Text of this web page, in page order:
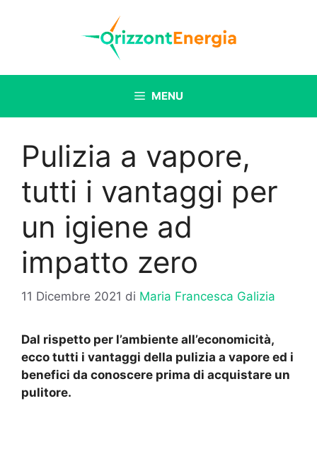
MENU
Pulizia a vapore,
tutti i vantaggi per
un igiene ad
impatto zero
11 Dicembre 2021 di Maria Francesca Galizia
Dal rispetto per l’ambiente all’economicità,
ecco tutti i vantaggi della pulizia a vapore ed i
benefici da conoscere prima di acquistare un
pulitore.